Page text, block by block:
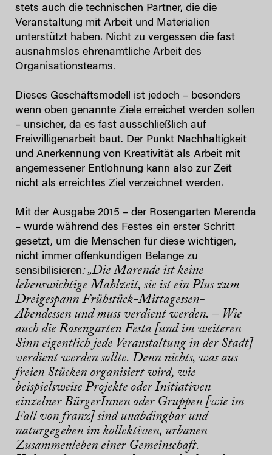
stets auch die technischen Partner, die die
Veranstaltung mit Arbeit und Materialien
unterstützt haben. Nicht zu vergessen die fast
ausnahmslos ehrenamtliche Arbeit des
Organisationsteams.
Dieses Geschäftsmodell ist jedoch – besonders
wenn oben genannte Ziele erreichet werden sollen
– unsicher, da es fast ausschließlich auf
Freiwilligenarbeit baut. Der Punkt Nachhaltigkeit
und Anerkennung von Kreativität als Arbeit mit
angemessener Entlohnung kann also zur Zeit
nicht als erreichtes Ziel verzeichnet werden.
Mit der Ausgabe 2015 – der Rosengarten Merenda
– wurde während des Festes ein erster Schritt
gesetzt, um die Menschen für diese wichtigen,
nicht immer offenkundigen Belange zu
sensibilisieren: „Die Marende ist keine
lebenswichtige Mahlzeit, sie ist ein Plus zum
Dreigespann Frühstück-Mittagessen-
Abendessen und muss verdient werden. – Wie
auch die Rosengarten Festa [und im weiteren
Sinn eigentlich jede Veranstaltung in der Stadt]
verdient werden sollte. Denn nichts, was aus
freien Stücken organisiert wird, wie
beispielsweise Projekte oder Initiativen
einzelner BürgerInnen oder Gruppen [wie im
Fall von franz] sind unabdingbar und
naturgegeben im kollektiven, urbanen
Zusammenleben einer Gemeinschaft.